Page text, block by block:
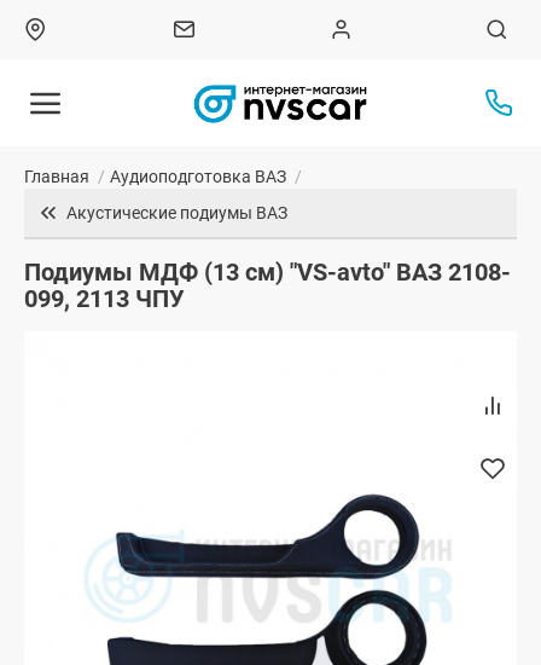
Главная / Аудиоподготовка ВАЗ /
Акустические подиумы ВАЗ
Подиумы МДФ (13 см) "VS-avto" ВАЗ 2108-
099, 2113 ЧПУ